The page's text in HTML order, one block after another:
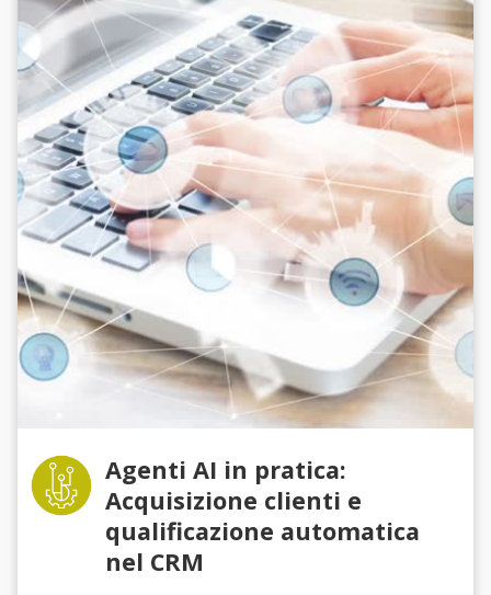
Agenti AI in pratica:
Acquisizione clienti e
qualificazione automatica
nel CRM